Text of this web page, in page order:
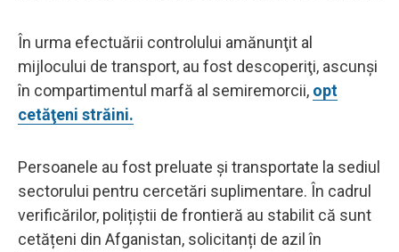
În urma efectuării controlului amănunţit al
mijlocului de transport, au fost descoperiţi, ascunşi
în compartimentul marfă al semiremorcii, opt
cetăţeni străini.
Persoanele au fost preluate și transportate la sediul
sectorului pentru cercetări suplimentare. În cadrul
verificărilor, polițiștii de frontieră au stabilit că sunt
cetățeni din Afganistan, solicitanți de azil în